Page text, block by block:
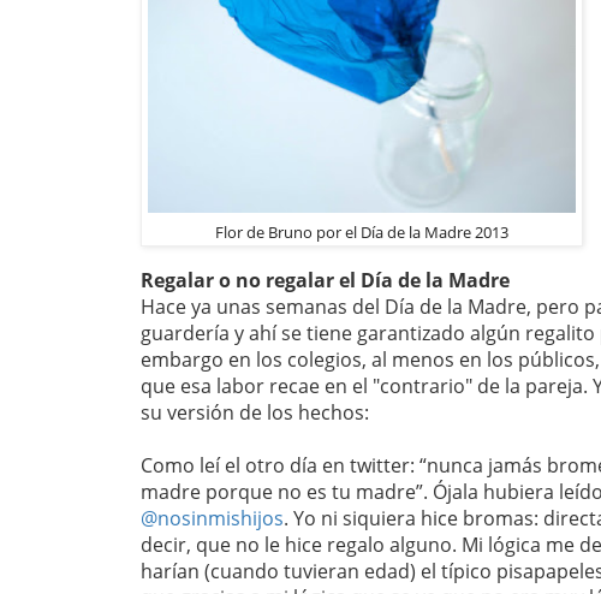
Flor de Bruno por el Día de la Madre 2013
Regalar o no regalar el Día de la Madre
Hace ya unas semanas del Día de la Madre, pero
guardería y ahí se tiene garantizado algún
embargo en los colegios, al menos en los
que esa labor recae en el "contrario" de la
su versión de los hechos:
Como leí el otro día en twitter: “nunca jamás
madre porque no es tu madre”. Ójala hubiera leído
@nosinmishijos. Yo ni siquiera hice bromas:
decir, que no le hice regalo alguno. Mi lógica me
harían (cuando tuvieran edad) el típico